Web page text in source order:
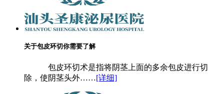
关于包皮环切你需要了解
包皮环切术是指将阴茎上面的多余包皮进行切
除，使阴茎头外……[详细]